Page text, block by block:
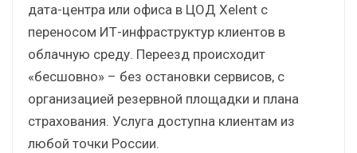
дата-центра или офиса в ЦОД Xelent с
переносом ИТ-инфраструктур клиентов в
облачную среду. Переезд происходит
«бесшовно» – без остановки сервисов, с
организацией резервной площадки и плана
страхования. Услуга доступна клиентам из
любой точки России.